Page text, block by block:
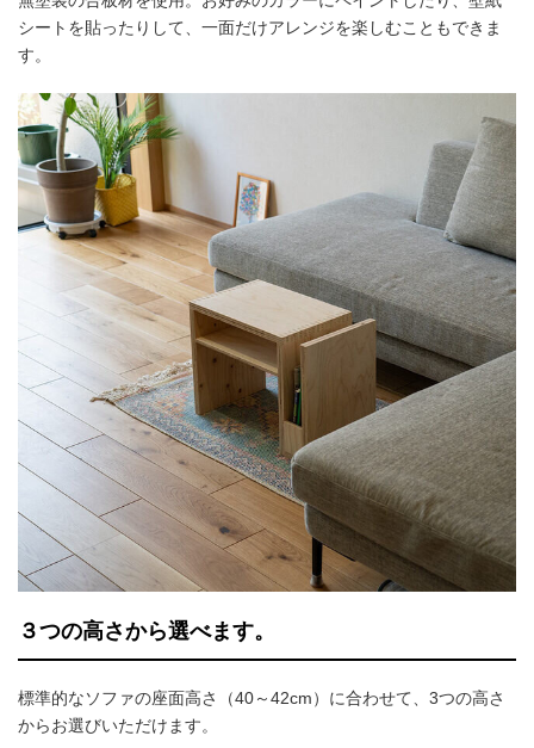
シートを貼ったりして、一面だけアレンジを楽しむこともできま
す。
３つの高さから選べます。
標準的なソファの座面高さ（40～42cm）に合わせて、3つの高さ
からお選びいただけます。